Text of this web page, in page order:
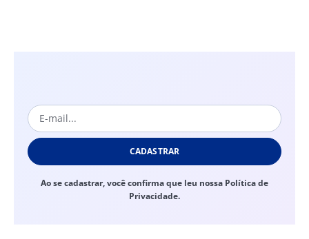
CADASTRAR
Ao se cadastrar, você confirma que leu nossa Política de
Privacidade.